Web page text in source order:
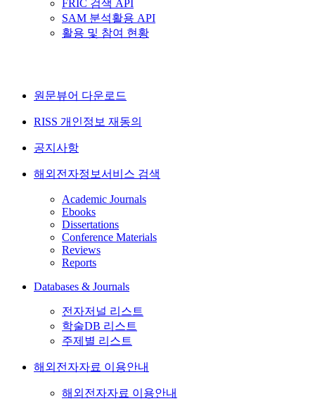
FRIC 검색 API
SAM 분석활용 API
활용 및 참여 현황
원문뷰어 다운로드
RISS 개인정보 재동의
공지사항
해외전자정보서비스 검색
Academic Journals
Ebooks
Dissertations
Conference Materials
Reviews
Reports
Databases & Journals
전자저널 리스트
학술DB 리스트
주제별 리스트
해외전자자료 이용안내
해외전자자료 이용안내